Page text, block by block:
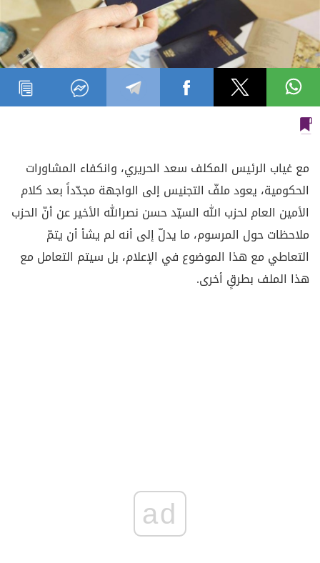
مع غياب الرئيس المكلف سعد الحريري، وانكفاء المشاورات
الحكومية، يعود ملفّ التجنيس إلى الواجهة مجدّداً بعد كلام
الأمين العام لحزب الله السيّد حسن نصرالله الأخير عن أنّ الحزب
ملاحظات حول المرسوم، ما يدلّ إلى أنه لم يشأ أن يتمّ
التعاطي مع هذا الموضوع في الإعلام، بل سيتم التعامل مع
هذا الملف بطرقٍ أخرى.
ad